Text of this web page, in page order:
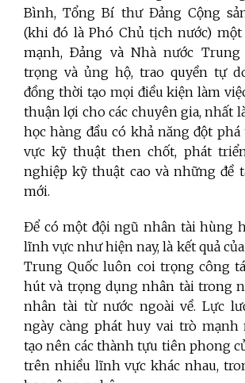
Bình, Tổng Bí thư Đảng Cộng
(khi đó là Phó Chủ tịch nước)
mạnh, Ðảng và Nhà nước
trọng và ủng hộ, trao quyền tự
đồng thời tạo mọi điều kiện làm
thuận lợi cho các chuyên gia, nhất
học hàng đầu có khả năng đột
vực kỹ thuật then chốt, phát
nghiệp kỹ thuật cao và những đề
mới.
Để có một đội ngũ nhân tài hùng
lĩnh vực như hiện nay, là kết quả
Trung Quốc luôn coi trọng công
hút và trọng dụng nhân tài trong
nhân tài từ nước ngoài về. Lực
ngày càng phát huy vai trò mạnh
tạo nên các thành tựu tiên phong
trên nhiều lĩnh vực khác nhau,